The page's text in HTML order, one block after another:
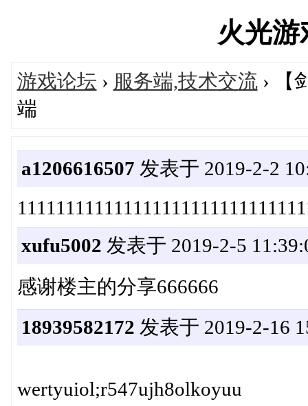
火光
游戏论坛 › 服务端,技术交流› 【
端
a1206616507 发表于 2019-2-2
xufu5002 发表于 2019-2-5
感谢楼主的分享666666
18939582172 发表于 2019-2-16
wertyuiol;r547ujh8olkoyuu